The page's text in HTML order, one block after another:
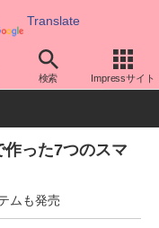
Translate
検索 Impressサイト
スマホケース
った7つのスマ
ムも発売